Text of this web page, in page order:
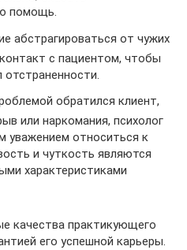
помощь.
абстрагироваться от чужих
с пациентом, чтобы
обратился клиент,
или наркомания, психолог
уважением относиться к
и чуткость являются
характеристиками
качества практикующего
его успешной карьеры.